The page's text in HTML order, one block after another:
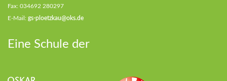
Fax: 034692 280297
E-Mail: gs-ploetzkau@oks.de
Eine Schule der